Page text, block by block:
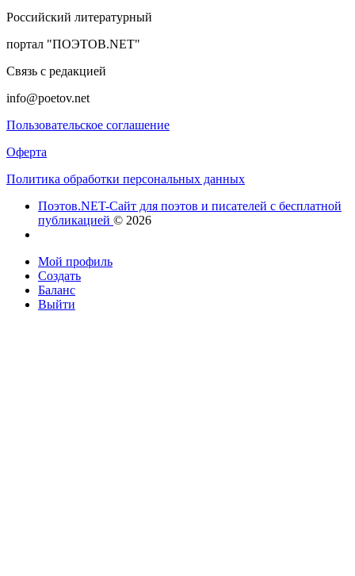
Российский литературный
портал "ПОЭТОВ.NET"
Связь с редакцией
info@poetov.net
Пользовательское соглашение
Оферта
Политика обработки персональных данных
Поэтов.NET-Сайт для поэтов и писателей с бесплатной
публикацией © 2026
Мой профиль
Создать
Баланс
Выйти